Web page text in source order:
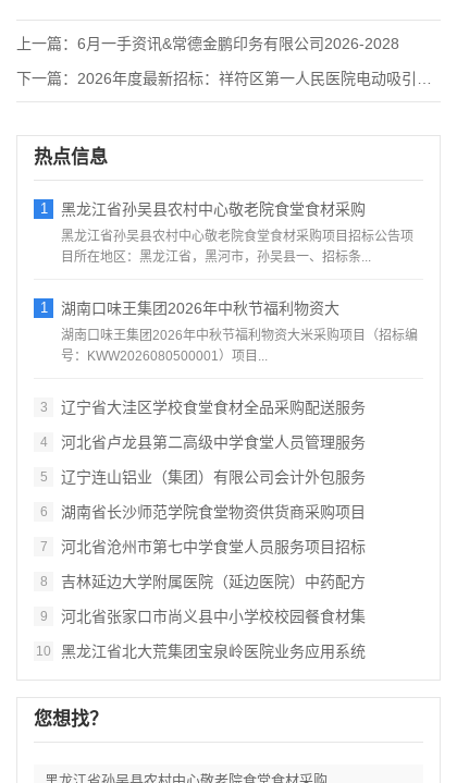
上一篇： 6月一手资讯&常德金鹏印务有限公司2026-2028
下一篇： 2026年度最新招标：祥符区第一人民医院电动吸引器等设备采购
热点信息
1 黑龙江省孙吴县农村中心敬老院食堂食材采购
黑龙江省孙吴县农村中心敬老院食堂食材采购项目招标公告项
目所在地区：黑龙江省，黑河市，孙吴县一、招标条...
1 湖南口味王集团2026年中秋节福利物资大
湖南口味王集团2026年中秋节福利物资大米采购项目（招标编
号：KWW2026080500001）项目...
3 辽宁省大洼区学校食堂食材全品采购配送服务
4 河北省卢龙县第二高级中学食堂人员管理服务
5 辽宁连山铝业（集团）有限公司会计外包服务
6 湖南省长沙师范学院食堂物资供货商采购项目
7 河北省沧州市第七中学食堂人员服务项目招标
8 吉林延边大学附属医院（延边医院）中药配方
9 河北省张家口市尚义县中小学校校园餐食材集
10 黑龙江省北大荒集团宝泉岭医院业务应用系统
您想找？